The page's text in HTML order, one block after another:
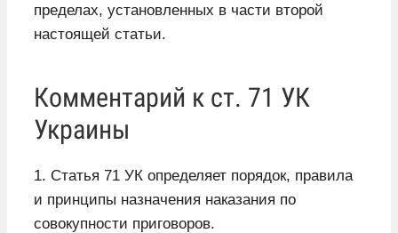
пределах, установленных в части второй
настоящей статьи.
Комментарий к ст. 71 УК
Украины
1. Статья 71 УК определяет порядок, правила
и принципы назначения наказания по
совокупности приговоров.